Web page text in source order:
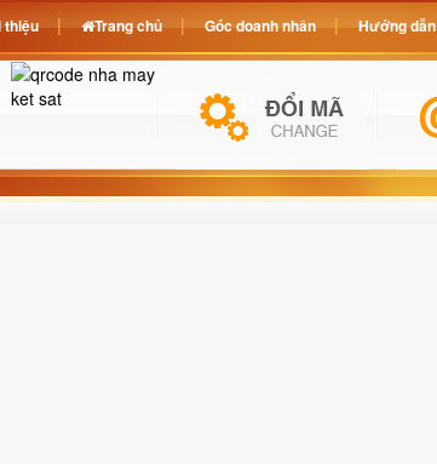
thiệu Trang chủ Góc doanh nhân Hướng